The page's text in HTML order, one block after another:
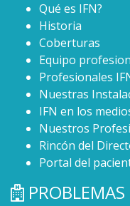
Qué es IFN?
Historia
Coberturas
Equipo
Profesionales
Nuestras
IFN en los
Nuestros
Rincón del
Portal del